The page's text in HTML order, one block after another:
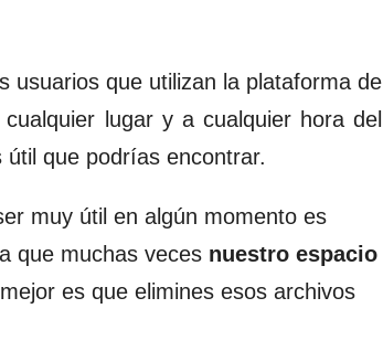
usuarios que utilizan la plataforma de
cualquier lugar y a cualquier hora del
que podrías encontrar.
muy útil en algún momento es
que muchas veces nuestro espacio
es que elimines esos archivos